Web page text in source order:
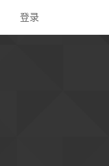
登录